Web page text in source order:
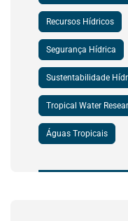
Recursos Hídricos
Segurança Hídrica
Sustentabilidade
Tropical Water
Águas Tropicais